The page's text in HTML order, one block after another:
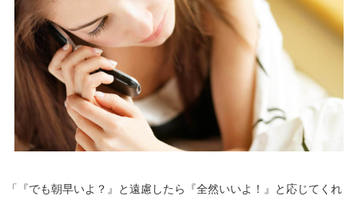
「『でも朝早いよ？』と遠慮したら『全然いいよ！』と応じてくれ